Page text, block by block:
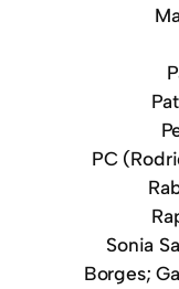
PC
Sonia
Borges;